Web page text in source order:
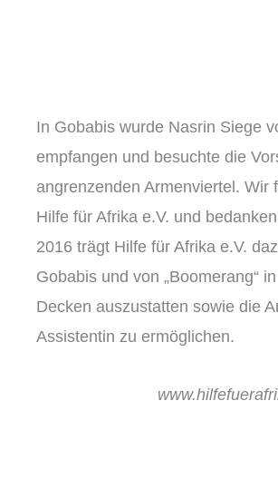
In Gobabis wurde Nasrin Siege
empfangen und besuchte die
angrenzenden Armenviertel.
Hilfe für Afrika e.V. und
2016 trägt Hilfe für Afrika e.V.
Gobabis und von „Boomerang“
Decken auszustatten sowie die
Assistentin zu ermöglichen.